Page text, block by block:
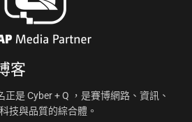
客
是 Cyber + Q ，是賽博網路、資訊、
技與品質的綜合體。